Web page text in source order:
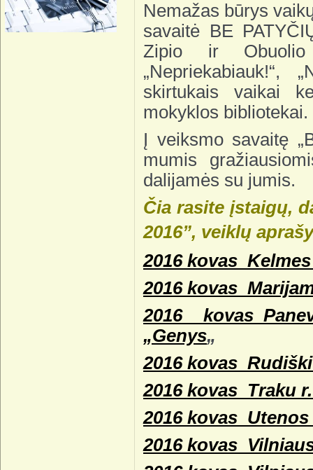
Nemažas būrys
savaitė BE
Zipio ir Obuolio
„Nepriekabiauk!“,
skirtukais vaikai
mokyklos bibliotekai.
Į veiksmo savaitę
mumis
dalijamės su jumis.
Čia rasite įstaigų,
2016”, veiklų
2016
2016
2016
„Genys„
2016
2016 kovas_Traku
2016
2016